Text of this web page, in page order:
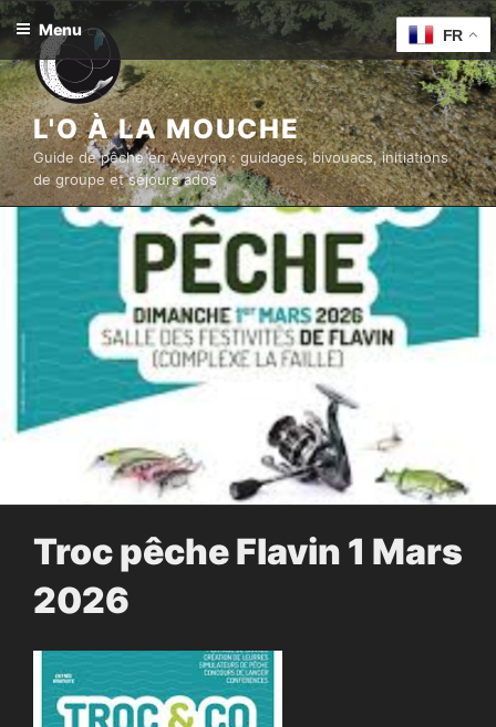
Aller
au
contenu
principal
L'O À LA MOUCHE
Guide de pêche en Aveyron : guidages, bivouacs, initiations
de groupe et séjours ados
Menu
Troc pêche Flavin 1 Mars
2026
FR